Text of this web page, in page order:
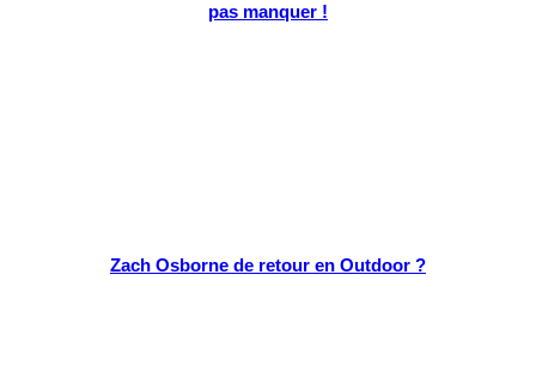
pas manquer !
Zach Osborne de retour en Outdoor ?